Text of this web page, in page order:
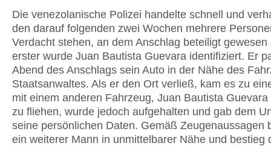
Die venezolanische Polizei handelte schnell und
den darauf folgenden zwei Wochen mehrere
Verdacht stehen, an dem Anschlag beteiligt gewesen
erster wurde Juan Bautista Guevara identifiziert. Er
Abend des Anschlags sein Auto in der Nähe des
Staatsanwaltes. Als er den Ort verließ, kam es zu
mit einem anderen Fahrzeug, Juan Bautista
zu fliehen, wurde jedoch aufgehalten und gab dem
seine persönlichen Daten. Gemäß Zeugenaussagen
ein weiterer Mann in unmittelbarer Nähe und bestieg